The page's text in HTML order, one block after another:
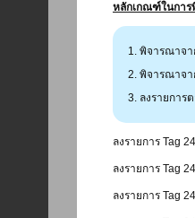
หลักเกณฑ์ในการ
พิจารณาจา
พิจารณาจา
ลงรายการ
ลงรายการ Tag
ลงรายการ Tag
ลงรายการ Tag